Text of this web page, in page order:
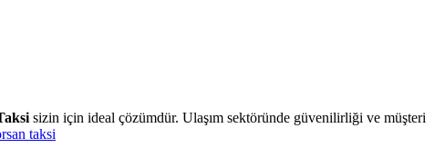
sizin için ideal çözümdür. Ulaşım sektöründe güvenilirliği ve müşteri
taksi